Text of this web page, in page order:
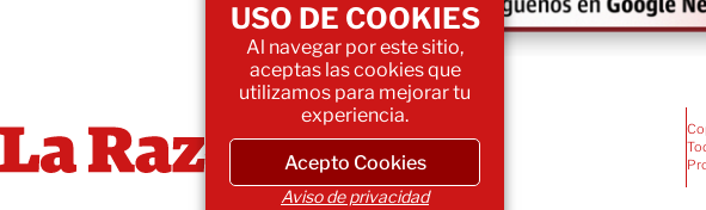
USO DE COOKIES
Al navegar por este sitio,
aceptas las cookies que
utilizamos para mejorar tu
experiencia.
Acepto Cookies
Aviso de privacidad